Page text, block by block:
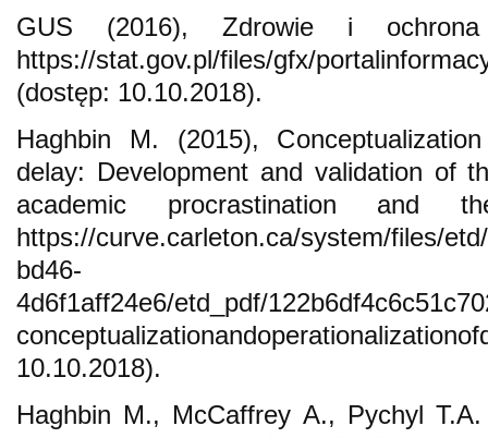
GUS (2016), Zdrowie i
https://stat.gov.pl/files/gfx/
(dostęp: 10.10.2018).
Haghbin M. (2015),
delay: Development and validation of
academic procrastination and
https://curve.carleton.ca/system/files/
bd46-
4d6f1aff24e6/etd_pdf/
10.10.2018).
Haghbin M., McCaffrey A., Pychyl